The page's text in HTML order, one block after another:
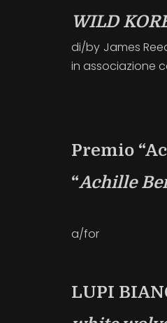
WILD
di/by James
in associazione
Premio
“Achille
a/for
LUPI